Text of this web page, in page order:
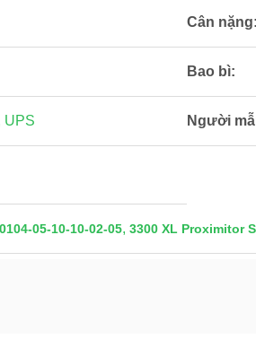
Cân nặng:
Bao bì:
UPS Người
05-10-10-02-05, 3300 XL Proximitor